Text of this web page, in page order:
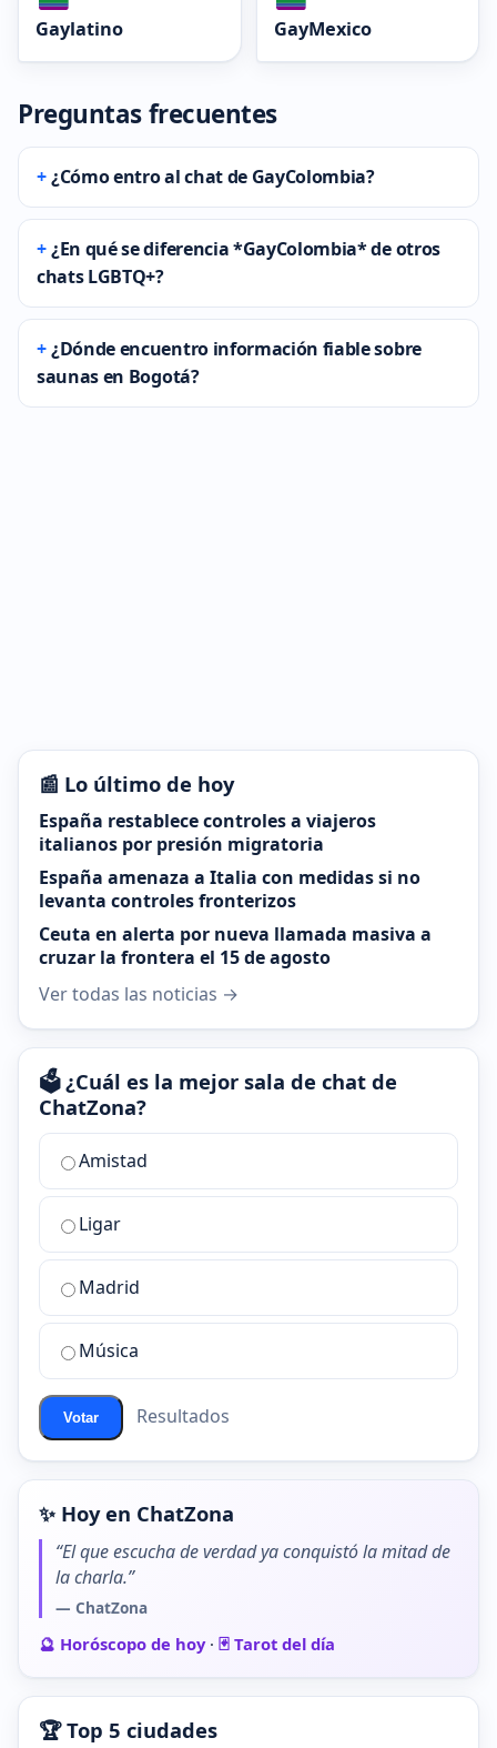
Gaylatino GayMexico
Preguntas frecuentes
¿Cómo entro al chat de GayColombia?
¿En qué se diferencia *GayColombia* de otros
chats LGBTQ+?
¿Dónde encuentro información fiable sobre
saunas en Bogotá?
📰 Lo último de hoy
España restablece controles a viajeros
italianos por presión migratoria
España amenaza a Italia con medidas si no
levanta controles fronterizos
Ceuta en alerta por nueva llamada masiva a
cruzar la frontera el 15 de agosto
Ver todas las noticias →
🗳️ ¿Cuál es la mejor sala de chat de
ChatZona?
¿Cuál
la
mejor
sala
chat
ChatZona?
Amistad
Ligar
Madrid
Música
Votar Resultados
✨ Hoy en ChatZona
“El que escucha de verdad ya conquistó la mitad de
la charla.”
— ChatZona
🔮 Horóscopo de hoy· 🃏 Tarot del día
🏆 Top 5 ciudades